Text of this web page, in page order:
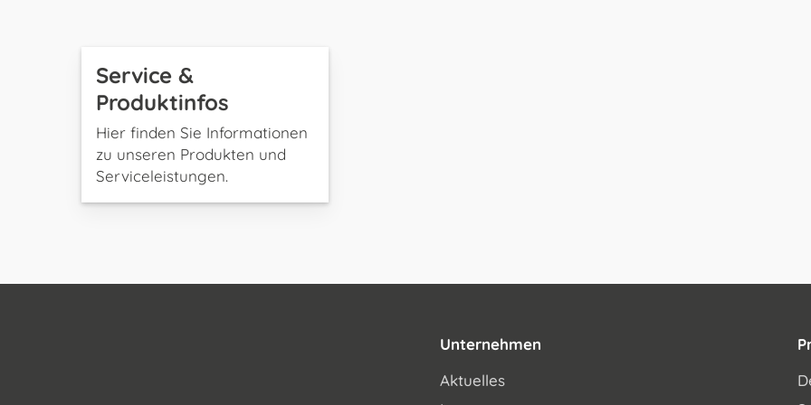
Service &
Produktinfos
Hier finden Sie Informationen
zu unseren Produkten und
Serviceleistungen.
Unternehmen
Aktuelles